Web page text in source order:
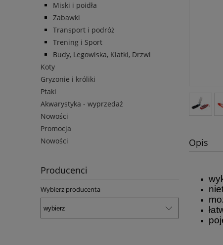
Miski i poidła
Zabawki
Transport i podróż
Trening i Sport
Budy, Legowiska, Klatki, Drzwi
Koty
Gryzonie i króliki
Ptaki
Akwarystyka - wyprzedaż
Nowości
Promocja
Nowości
Producenci
Wybierz producenta
Opis